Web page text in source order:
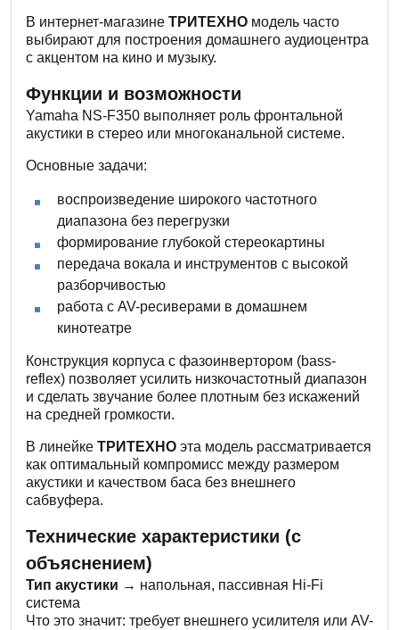
В интернет-магазине ТРИТЕХНО модель часто
выбирают для построения домашнего аудиоцентра
с акцентом на кино и музыку.
Функции и возможности
Yamaha NS-F350 выполняет роль фронтальной
акустики в стерео или многоканальной системе.
Основные задачи:
воспроизведение широкого частотного
диапазона без перегрузки
формирование глубокой стереокартины
передача вокала и инструментов с высокой
разборчивостью
работа с AV-ресиверами в домашнем
кинотеатре
Конструкция корпуса с фазоинвертором (bass-
reflex) позволяет усилить низкочастотный диапазон
и сделать звучание более плотным без искажений
на средней громкости.
В линейке ТРИТЕХНО эта модель рассматривается
как оптимальный компромисс между размером
акустики и качеством баса без внешнего
сабвуфера.
Технические характеристики (с
объяснением)
Тип акустики → напольная, пассивная Hi-Fi
система
Что это значит: требует внешнего усилителя или AV-